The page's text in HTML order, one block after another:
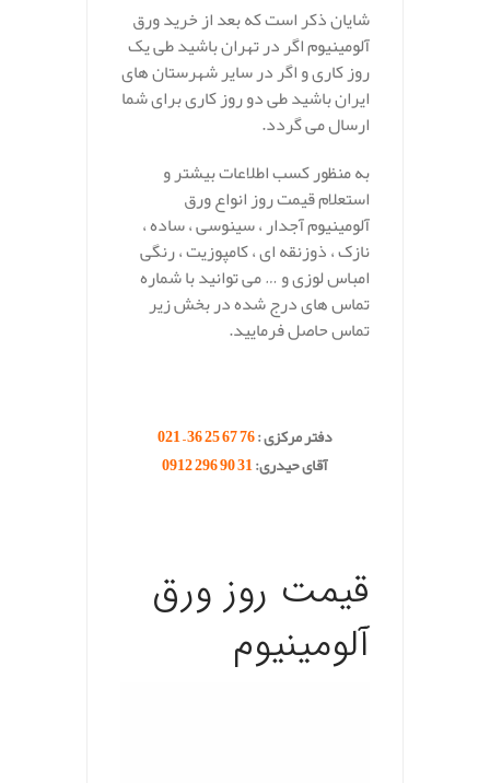
شایان ذکر است که بعد از خرید ورق
آلومينيوم اگر در تهران باشید طی یک
روز کاری و اگر در سایر شهرستان های
ایران باشید طی دو روز کاری برای شما
ارسال می گردد.
به منظور کسب اطلاعات بیشتر و
استعلام قیمت روز انواع ورق
آلومينيوم آجدار ، سینوسی ، ساده ،
نازک ، ذوزنقه ای ، کامپوزیت ، رنگی
امباس لوزی و … می توانید با شماره
تماس های درج شده در بخش زیر
تماس حاصل فرمایید.
دفتر مرکزی :76 67 25 36 – 021
آقای حیدری:31 90 296 0912
قیمت روز ورق
آلومينيوم